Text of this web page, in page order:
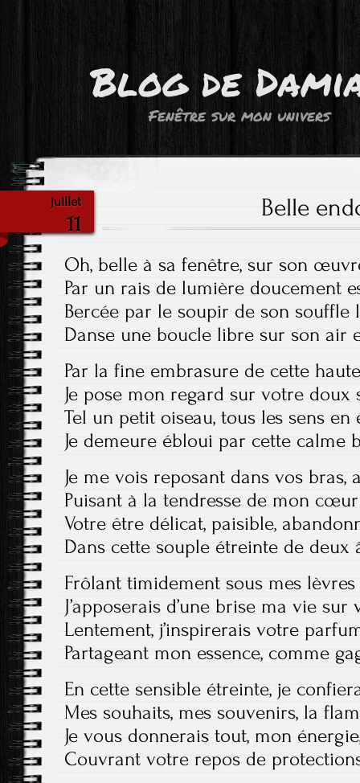
Blog de
Fenêtre sur mon univers
juillet
11
Belle
Oh, belle à sa fenêtre, sur son
Par un rais de lumière doucement
Bercée par le soupir de son souffle
Danse une boucle libre sur son air
Par la fine embrasure de cette
Je pose mon regard sur votre doux
Tel un petit oiseau, tous les sens en
Je demeure ébloui par cette calme
Je me vois reposant dans vos bras,
Puisant à la tendresse de mon cœur
Votre être délicat, paisible,
Dans cette souple étreinte de deux
Frôlant timidement sous mes
J’apposerais d’une brise ma vie sur
Lentement, j’inspirerais votre
Partageant mon essence, comme
En cette sensible étreinte, je
Mes souhaits, mes souvenirs, la
Je vous donnerais tout, mon
Couvrant votre repos de